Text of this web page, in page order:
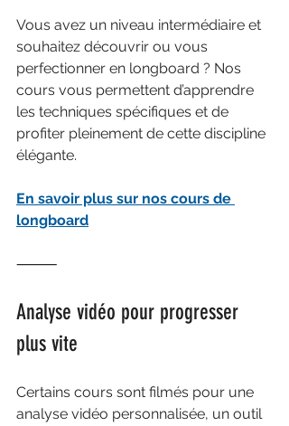
Vous avez un niveau intermédiaire et
souhaitez découvrir ou vous
perfectionner en longboard ? Nos
cours vous permettent d’apprendre
les techniques spécifiques et de
profiter pleinement de cette discipline
élégante.
En savoir plus sur nos cours de
longboard
⸻
Analyse vidéo pour progresser
plus vite
Certains cours sont filmés pour une
analyse vidéo personnalisée, un outil